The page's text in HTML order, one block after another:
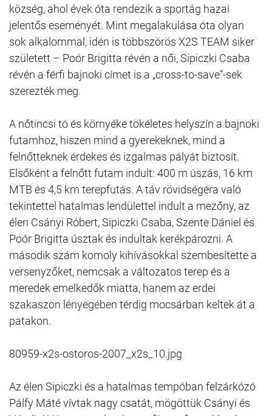
község, ahol évek óta rendezik a sportág hazai
jelentős eseményét. Mint megalakulása óta olyan
sok alkalommal, idén is többszörös X2S TEAM siker
született – Poór Brigitta révén a női, Sipiczki Csaba
révén a férfi bajnoki címet is a „cross-to-save”-sek
szerezték meg.
A nőtincsi tó és környéke tökéletes helyszín a bajnoki
futamhoz, hiszen mind a gyerekeknek, mind a
felnőtteknek érdekes és izgalmas pályát biztosít.
Elsőként a felnőtt futam indult: 400 m úszás, 16 km
MTB és 4,5 km terepfutás. A táv rövidségéra való
tekintettel hatalmas lendülettel indult a mezőny, az
élen Csányi Róbert, Sipiczki Csaba, Szente Dániel és
Poór Brigitta úsztak és indultak kerékpározni. A
második szám komoly kihívásokkal szembesítette a
versenyzőket, nemcsak a változatos terep és a
meredek emelkedők miatta, hanem az erdei
szakaszon lényegében térdig mocsárban keltek át a
patakon.
80959-x2s-ostoros-2007_x2s_10.jpg
Az élen Sipiczki és a hatalmas tempóban felzárkózó
Pálfy Máté vívtak nagy csatát, mögöttük Csányi és